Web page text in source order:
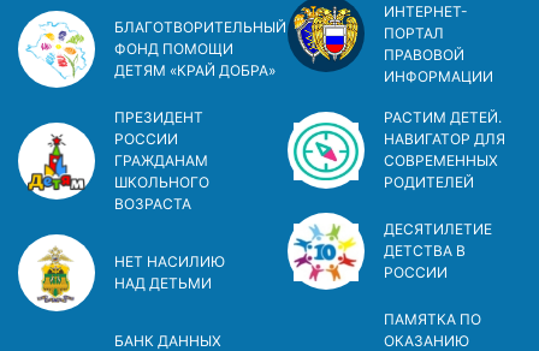
БЛАГОТВОРИТЕЛЬНЫЙ
ФОНД ПОМОЩИ
ДЕТЯМ «КРАЙ ДОБРА»
ПРЕЗИДЕНТ
РОССИИ
ГРАЖДАНАМ
ШКОЛЬНОГО
ВОЗРАСТА
НЕТ НАСИЛИЮ
НАД ДЕТЬМИ
БАНК ДАННЫХ
ИНТЕРНЕТ-
ПОРТАЛ
ПРАВОВОЙ
ИНФОРМАЦИИ
РАСТИМ ДЕТЕЙ.
НАВИГАТОР ДЛЯ
СОВРЕМЕННЫХ
РОДИТЕЛЕЙ
ДЕСЯТИЛЕТИЕ
ДЕТСТВА В
РОСCИИ
ПАМЯТКА ПО
ОКАЗАНИЮ